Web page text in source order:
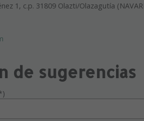
1, c.p. 31809 Olazti/Olazagutía
de sugerencias